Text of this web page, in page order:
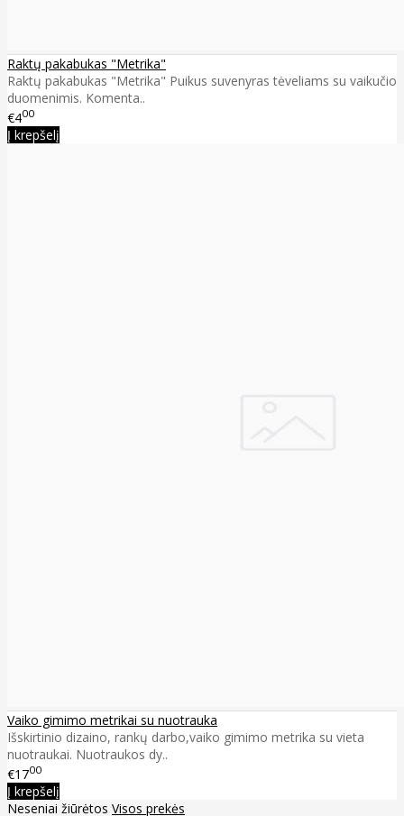
Raktų pakabukas "Metrika"
Raktų pakabukas "Metrika" Puikus suvenyras tėveliams su vaikučio
duomenimis. Komenta..
€400
Į krepšelį
Vaiko gimimo metrikai su nuotrauka
Išskirtinio dizaino, rankų darbo,vaiko gimimo metrika su vieta
nuotraukai. Nuotraukos dy..
€1700
Į krepšelį
Neseniai žiūrėtos Visos prekės